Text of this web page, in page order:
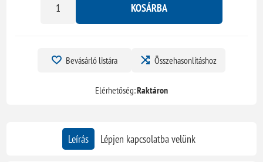
KOSÁRBA
Bevásárló listára Összehasonlításhoz
Elérhetőség:Raktáron
Leírás Lépjen kapcsolatba velünk